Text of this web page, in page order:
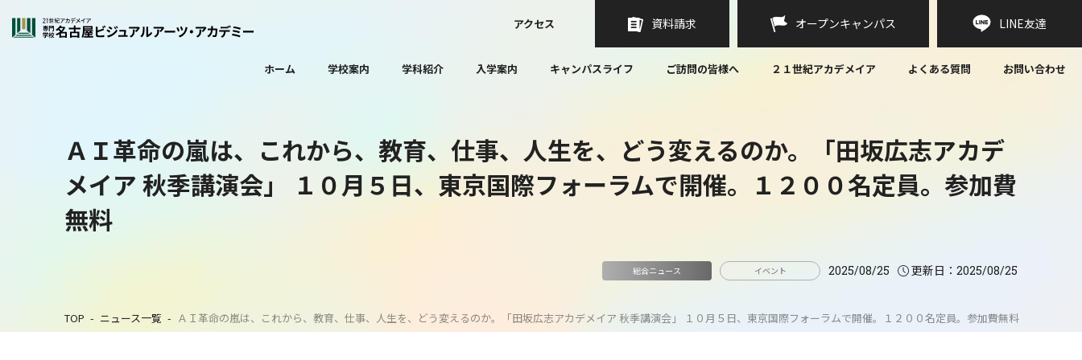
アクセス 資料請求 オープンキャンパス LINE友達
ホーム 学校案内 学科紹介 入学案内 キャンパスライフ ご訪問の皆様へ ２１世紀アカデメイア よくある質問 お問い合わせ
ＡＩ革命の嵐は、これから、教育、仕事、人生を、どう変えるのか。「田坂広志アカデ
メイア 秋季講演会」 １０月５日、東京国際フォーラムで開催。１２００名定員。参加費
無料
総合ニュース イベント 2025/08/25 更新日： 2025/08/25
TOP ニュース一覧 ＡＩ革命の嵐は、これから、教育、仕事、人生を、どう変えるのか。「田坂広志アカデメイア 秋季講演会」 １０月５日、東京国際フォーラムで開催。１２００名定員。参加費無料